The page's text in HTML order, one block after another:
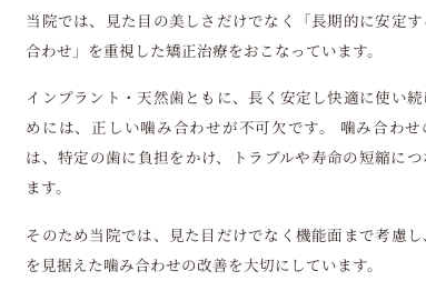
当院では、見た目の美しさだけでなく「長期的に安定
合わせ」を重視した矯正治療をおこなっています。
インプラント・天然歯ともに、長く安定し快適に使い続
めには、正しい噛み合わせが不可欠です。 噛み合わせ
は、特定の歯に負担をかけ、トラブルや寿命の短縮につ
ます。
そのため当院では、見た目だけでなく機能面まで考慮
を見据えた噛み合わせの改善を大切にしています。